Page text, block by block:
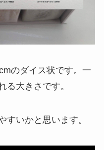
のダイス状です。一
る大きさです。
いかと思います。